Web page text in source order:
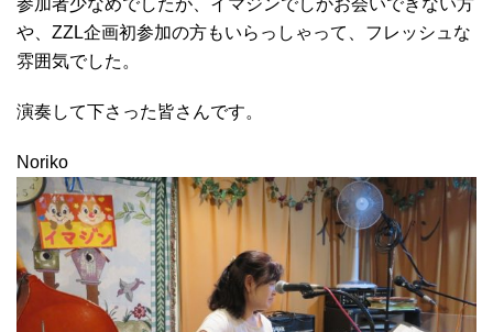
参加者少なめでしたが、イマジンでしかお会いできない方
や、ZZL企画初参加の方もいらっしゃって、フレッシュな
雰囲気でした。
演奏して下さった皆さんです。
Noriko